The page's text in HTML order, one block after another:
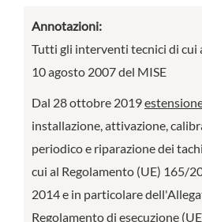
Annotazioni:
Tutti gli interventi tecnici di cui
10 agosto 2007 del MISE
Dal 28 ottobre 2019
installazione, attivazione,
periodico e riparazione dei
cui al Regolamento (UE) 165/
2014 e in particolare
Regolamento di esecuzione